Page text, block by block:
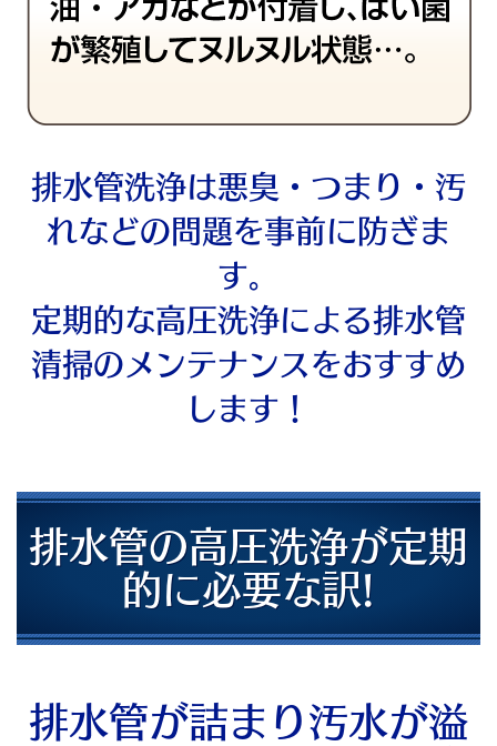
排水管洗浄は悪臭・つまり・汚
れなどの問題を事前に防ぎま
す。
定期的な高圧洗浄による排水管
清掃のメンテナンスをおすすめ
します！
排水管の高圧洗浄が定期
的に必要な訳!
排水管が詰まり汚水が溢